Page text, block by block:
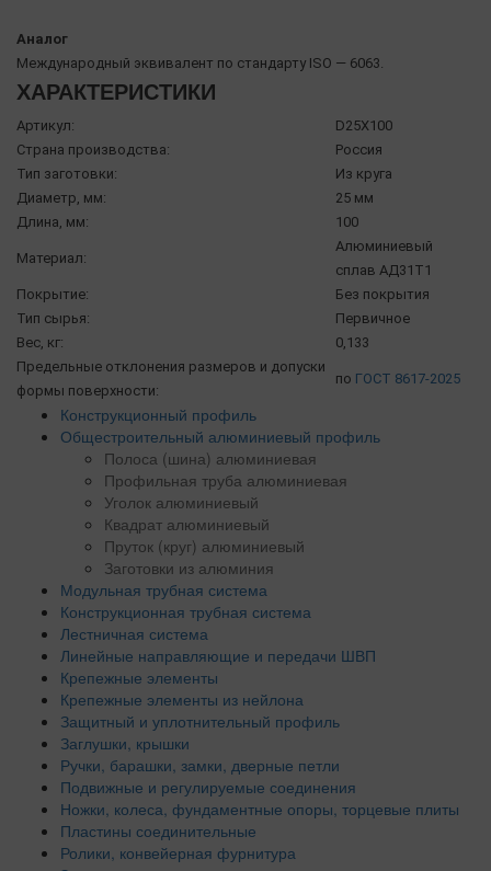
Аналог
Международный эквивалент по стандарту ISO — 6063.
ХАРАКТЕРИСТИКИ
Артикул:
D25X100
Страна производства:
Россия
Тип заготовки:
Из круга
Диаметр, мм:
25 мм
Длина, мм:
100
Материал:
Алюминиевый
сплав АД31Т1
Покрытие:
Без покрытия
Тип сырья:
Первичное
Вес, кг:
0,133
Предельные отклонения размеров и допуски
формы поверхности:
по ГОСТ 8617-2025
Конструкционный профиль
Общестроительный алюминиевый профиль
Полоса (шина) алюминиевая
Профильная труба алюминиевая
Уголок алюминиевый
Квадрат алюминиевый
Пруток (круг) алюминиевый
Заготовки из алюминия
Модульная трубная система
Конструкционная трубная система
Лестничная система
Линейные направляющие и передачи ШВП
Крепежные элементы
Крепежные элементы из нейлона
Защитный и уплотнительный профиль
Заглушки, крышки
Ручки, барашки, замки, дверные петли
Подвижные и регулируемые соединения
Ножки, колеса, фундаментные опоры, торцевые плиты
Пластины соединительные
Ролики, конвейерная фурнитура